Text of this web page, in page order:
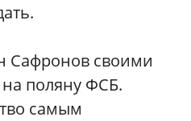
Сафронов своими
поляну ФСБ.
самым